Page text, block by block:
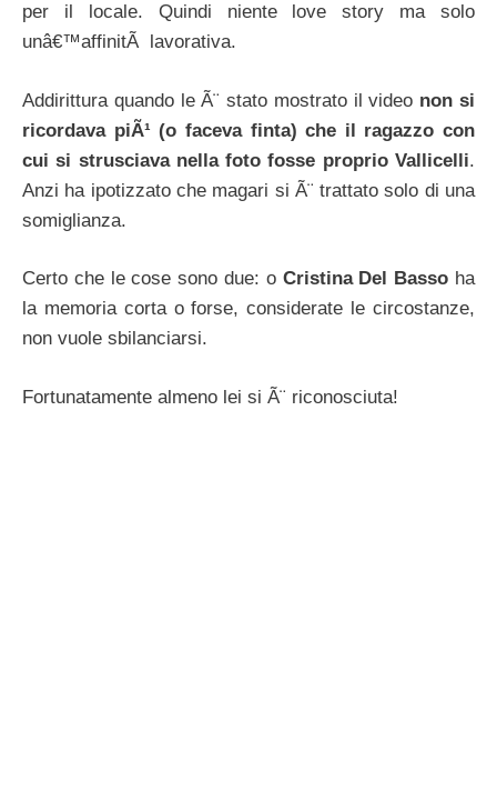
per il locale. Quindi niente love story ma solo
unâ€™affinitÃ lavorativa.
Addirittura quando le Ã¨ stato mostrato il video non si
ricordava piÃ¹ (o faceva finta) che il ragazzo con
cui si strusciava nella foto fosse proprio Vallicelli.
Anzi ha ipotizzato che magari si Ã¨ trattato solo di una
somiglianza.
Certo che le cose sono due: o Cristina Del Basso ha
la memoria corta o forse, considerate le circostanze,
non vuole sbilanciarsi.
Fortunatamente almeno lei si Ã¨ riconosciuta!